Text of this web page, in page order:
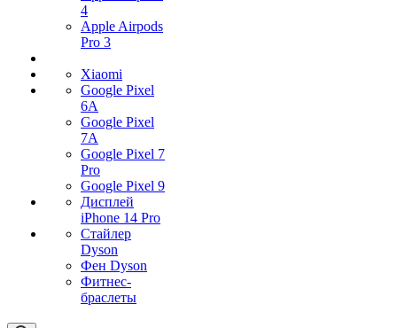
4
Apple Airpods
Pro 3
Xiaomi
Google Pixel
6A
Google Pixel
7А
Google Pixel 7
Pro
Google Pixel 9
Дисплей
iPhone 14 Pro
Стайлер
Dyson
Фен Dyson
Фитнес-
браслеты